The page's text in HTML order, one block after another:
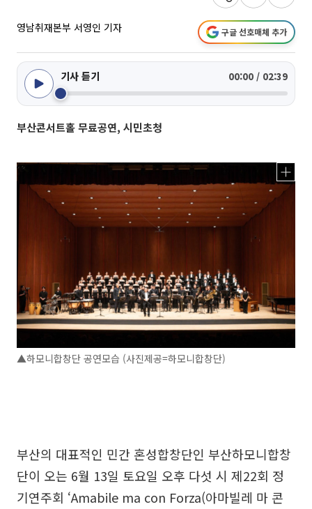
영남취재본부 서영인 기자 구글 선호매체 추가
기사 듣기 00:00 / 02:39
부산콘서트홀 무료공연, 시민초청
▲하모니합창단 공연모습 (사진제공=하모니합창단)
부산의 대표적인 민간 혼성합창단인 부산하모니합창
단이 오는 6월 13일 토요일 오후 다섯 시 제22회 정
기연주회 ‘Amabile ma con Forza(아마빌레 마 콘